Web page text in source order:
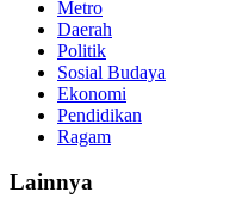
Metro
Daerah
Politik
Sosial Budaya
Ekonomi
Pendidikan
Ragam
Lainnya